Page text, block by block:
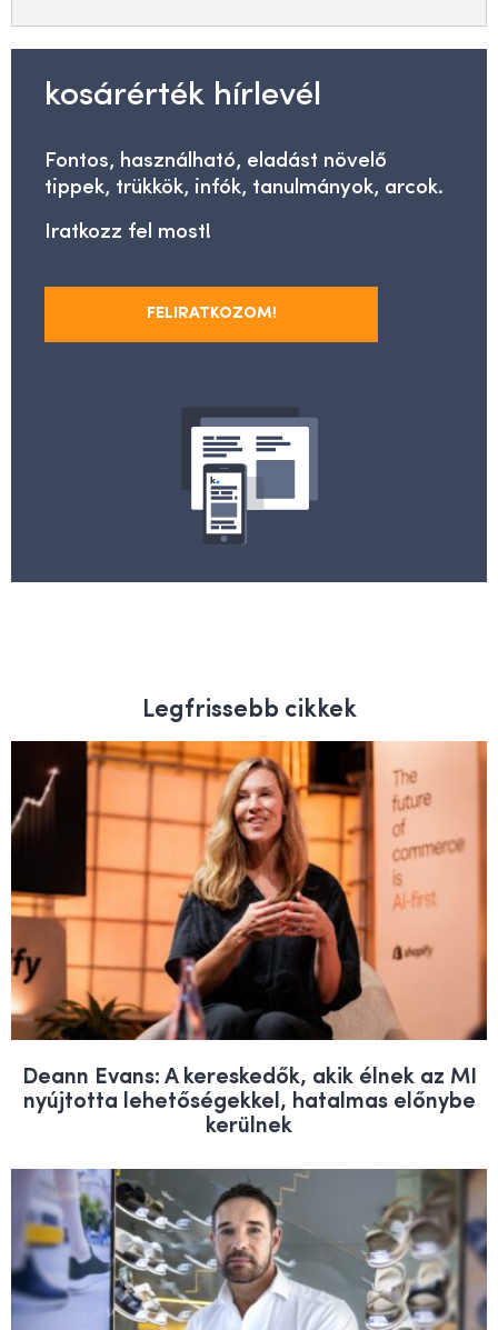
kosárérték hírlevél
Fontos, használható, eladást növelő
tippek, trükkök, infók, tanulmányok, arcok.
Iratkozz fel most!
FELIRATKOZOM!
Legfrissebb cikkek
Deann Evans: A kereskedők, akik élnek az MI
nyújtotta lehetőségekkel, hatalmas előnybe
kerülnek